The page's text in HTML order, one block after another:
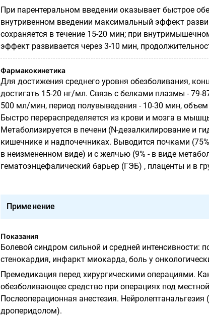
При парентеральном введении оказывает быстрое
внутривенном введении максимальный эффект
сохраняется в течение 15-20 мин; при
эффект развивается через 3-10 мин,
Фармакокинетика
Для достижения среднего уровня обезболивания,
достигать 15-20 нг/мл. Связь с белками плазмы - 79-
500 мл/мин, период полувыведения - 10-30 мин, объем
Быстро перераспределяется из крови и мозга в
Метаболизируется в печени (N-дезалкилирование и
кишечнике и надпочечниках. Выводится почками
в неизмененном виде) и с желчью (9% - в виде
гематоэнцефалический барьер (ГЭБ) , плаценты и в
Применение
Показания
Болевой синдром сильной и средней интенсивности:
стенокардия, инфаркт миокарда, боль у
Премедикация перед хирургическими операциями.
обезболивающее средство при операциях под местной
Послеоперационная анестезия.
дроперидолом).